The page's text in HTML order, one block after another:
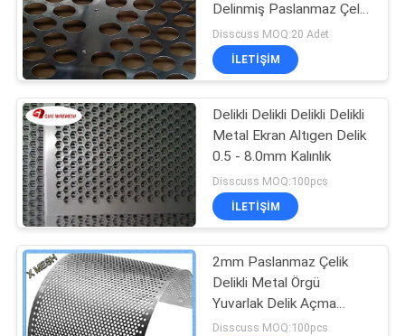
KALITE
KONTROL
BIZIMLE
ILETIŞIME
GEÇIN
BIR
TEKLIF
ISTEĞI
Delinmiş Paslanmaz Çelik
Levha
Disscuss MOQ:20 Adet
İLETIŞIM
Delikli Delikli Delikli Delikli
Metal Ekran Altıgen Delik
0.5 - 8.0mm Kalınlık
Disscuss MOQ:100pcs
İLETIŞIM
2mm Paslanmaz Çelik
Delikli Metal Örgü
Yuvarlak Delik Açma
Delikleri
Disscuss MOQ:100pcs